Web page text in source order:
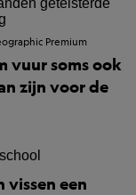
Premium
vuur soms ook
zijn voor de
vissen een